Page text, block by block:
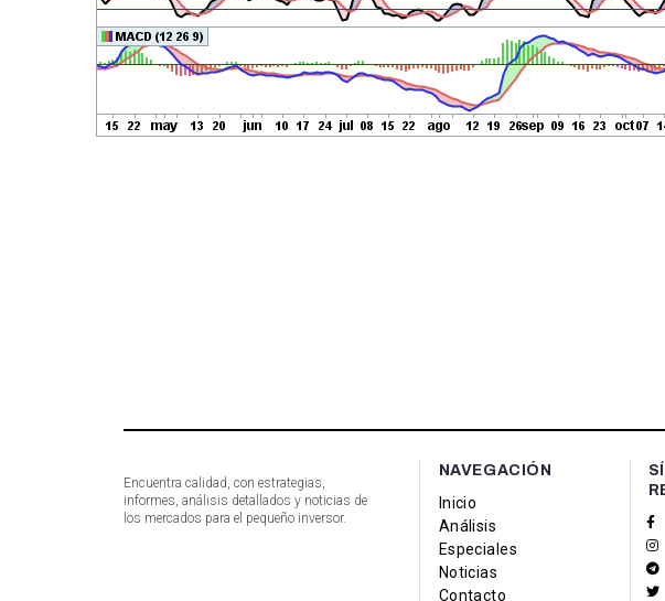
Encuentra calidad, con estrategias,
informes, análisis detallados y noticias de
los mercados para el pequeño inversor.
NAVEGACIÓN
Inicio
Análisis
Especiales
Noticias
Contacto